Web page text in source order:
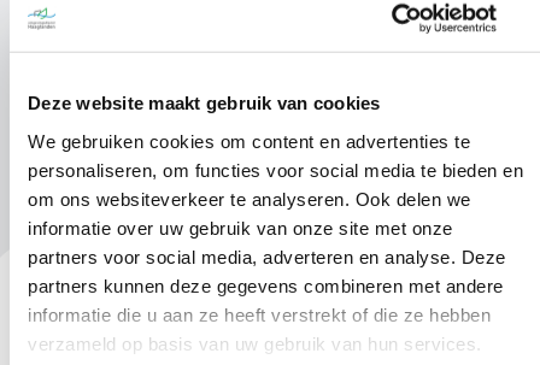
Deze website maakt gebruik van cookies
We gebruiken cookies om content en advertenties te
personaliseren, om functies voor social media te bieden en
om ons websiteverkeer te analyseren. Ook delen we
informatie over uw gebruik van onze site met onze
partners voor social media, adverteren en analyse. Deze
partners kunnen deze gegevens combineren met andere
informatie die u aan ze heeft verstrekt of die ze hebben
verzameld op basis van uw gebruik van hun services.
Contact